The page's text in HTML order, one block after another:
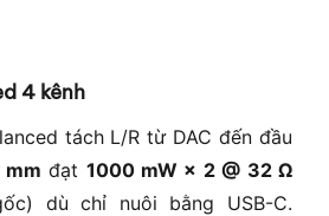
4 kênh
tách L/R từ DAC đến đầu
đạt 1000 mW × 2 @ 32 Ω
dù chỉ nuôi bằng USB-C.